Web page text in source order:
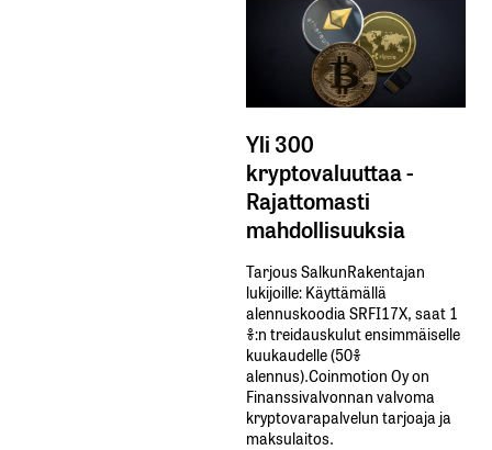
Yli 300
kryptovaluuttaa -
Rajattomasti
mahdollisuuksia
Tarjous SalkunRakentajan
lukijoille: Käyttämällä​ ​
alennuskoodia​ ​SRFI17X,​ ​saat​ ​1
%:n treidauskulut​ ​ensimmäiselle​ ​
kuukaudelle​ ​(50%​ ​
alennus).Coinmotion Oy on
Finanssivalvonnan valvoma
kryptovarapalvelun tarjoaja ja
maksulaitos.